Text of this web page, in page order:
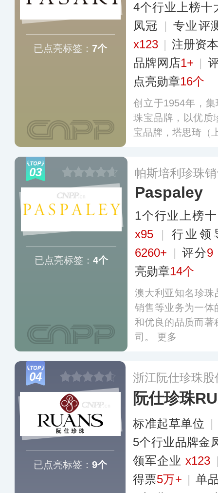
已点亮标签： 7个
4个行业上榜十
凤冠 | 专业​评
x123 | 注册资
品牌网店1+ |
点亮勋章16个
创立于1954年，
珠宝品牌，以优质
宝品牌，塔思琦（
03
已点亮标签： 4个
帕斯培利珍珠
Paspaley
1个行业上榜
x95
|
行业
6260+ | 评分9
亮勋章14个
澳大利亚知名珍
销售等业务为一体
和优良的品质而著
司。 更多
04
已点亮标签： 9个
浙江阮仕珍珠
阮仕珍珠
标准起草单位 |
5个行业品牌金
领军企业 x123
得票5万+ | 单